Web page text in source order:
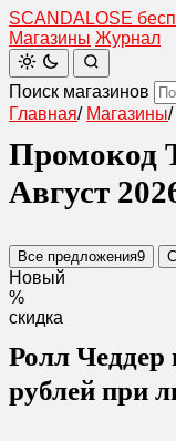
SCANDALOSE
Магазины Журнал
Поиск магазинов
Главная/ Магазины/
Промокод
Август
Все предложения9
Новый
%
скидка
Ролл Чеддер
рублей при